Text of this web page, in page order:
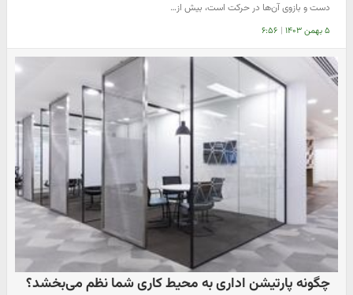
دست و بازوی ‌آن‌ها در حرکت است، بیش از…
۵ بهمن ۱۴۰۳ | ۶:۵۶
چگونه پارتیشن اداری به محیط کاری شما نظم می‌بخشد؟